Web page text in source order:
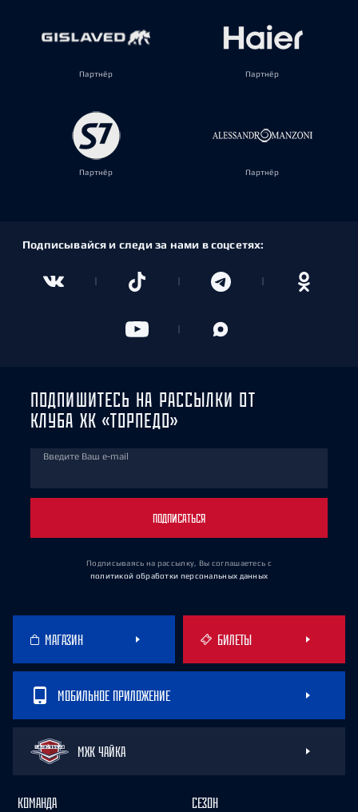
Партнёр Партнёр
Партнёр Партнёр
Подписывайся и следи за нами в соцсетях:
ПОДПИШИТЕСЬ НА РАССЫЛКИ ОТ
КЛУБА ХК «ТОРПЕДО»
Введите Ваш e-mail
ПОДПИСАТЬСЯ
Подписываясь на рассылку, Вы соглашаетесь с
политикой обработки персональных данных
МАГАЗИН БИЛЕТЫ
МОБИЛЬНОЕ ПРИЛОЖЕНИЕ
МХК ЧАЙКА
КОМАНДА СЕЗОН